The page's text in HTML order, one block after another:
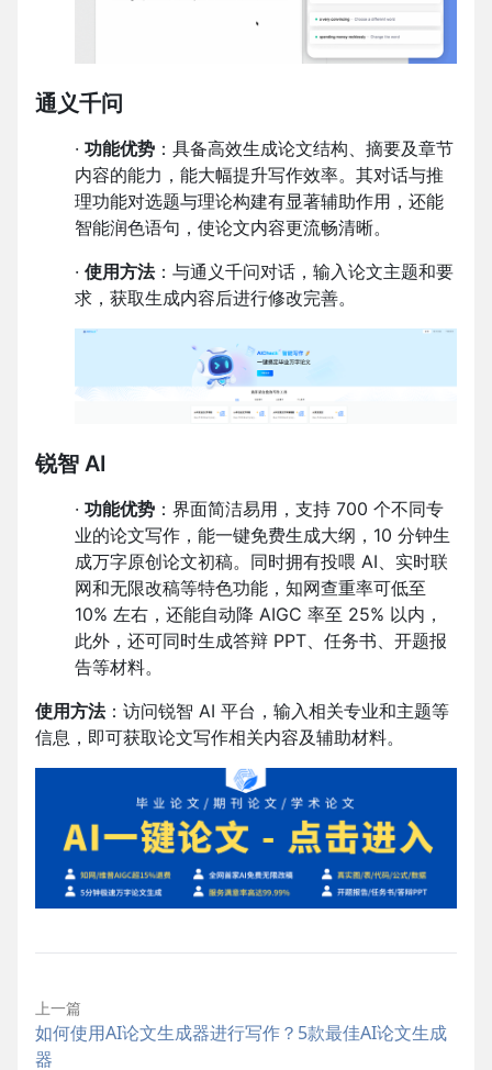
通义千问
· 功能优势 ：具备高效生成论文结构、摘要及章节
内容的能力，能大幅提升写作效率。其对话与推
理功能对选题与理论构建有显著辅助作用，还能
智能润色语句，使论文内容更流畅清晰。
· 使用方法：与通义千问对话，输入论文主题和要
求，获取生成内容后进行修改完善。
锐智 AI
· 功能优势 ：界面简洁易用，支持 700 个不同专
业的论文写作，能一键免费生成大纲，10 分钟生
成万字原创论文初稿。同时拥有投喂 AI、实时联
网和无限改稿等特色功能，知网查重率可低至
10% 左右，还能自动降 AIGC 率至 25% 以内，
此外，还可同时生成答辩 PPT、任务书、开题报
告等材料。
使用方法：访问锐智 AI 平台，输入相关专业和主题等
信息，即可获取论文写作相关内容及辅助材料。
上一篇
如何使用AI论文生成器进行写作？5款最佳AI论文生成
器